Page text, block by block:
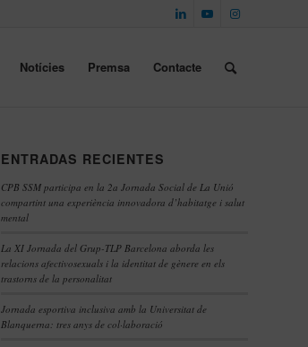
Notícies Premsa Contacte
ENTRADAS RECIENTES
CPB SSM participa en la 2a Jornada Social de La Unió
compartint una experiència innovadora d’habitatge i salut
mental
La XI Jornada del Grup-TLP Barcelona aborda les
relacions afectivosexuals i la identitat de gènere en els
trastorns de la personalitat
Jornada esportiva inclusiva amb la Universitat de
Blanquerna: tres anys de col·laboració